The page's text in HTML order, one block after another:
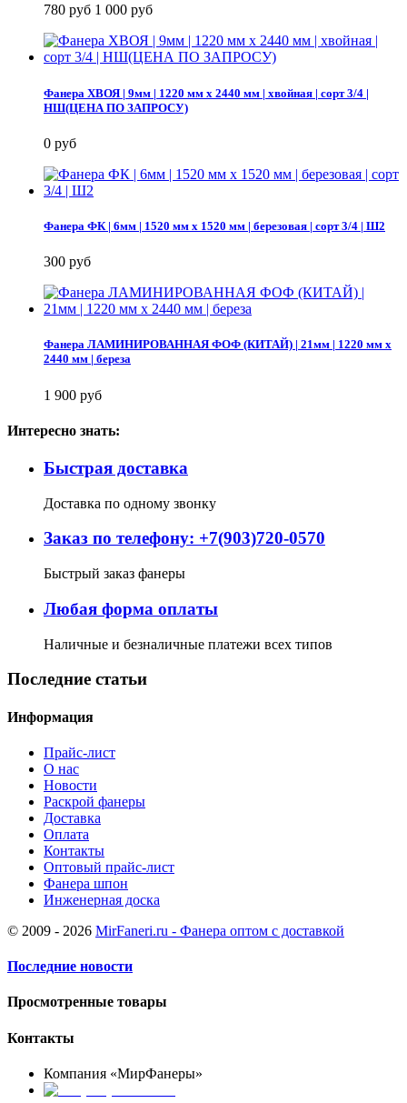
780 руб 1 000 руб
Фанера ХВОЯ | 9мм | 1220 мм х 2440 мм | хвойная | сорт 3/4 |
НШ(ЦЕНА ПО ЗАПРОСУ)
0 руб
Фанера ФК | 6мм | 1520 мм х 1520 мм | березовая | сорт 3/4 | Ш2
300 руб
Фанера ЛАМИНИРОВАННАЯ ФОФ (КИТАЙ) | 21мм | 1220 мм х
2440 мм | береза
1 900 руб
Интересно знать:
Быстрая доставка
Доставка по одному звонку
Заказ по телефону: +7(903)720-0570
Быстрый заказ фанеры
Любая форма оплаты
Наличные и безналичные платежи всех типов
Последние статьи
Информация
Прайс-лист
О нас
Новости
Раскрой фанеры
Доставка
Оплата
Контакты
Оптовый прайс-лист
Фанера шпон
Инженерная доска
© 2009 - 2026 MirFaneri.ru - Фанера оптом с доставкой
Последние новости
Просмотренные товары
Контакты
Компания «МирФанеры»